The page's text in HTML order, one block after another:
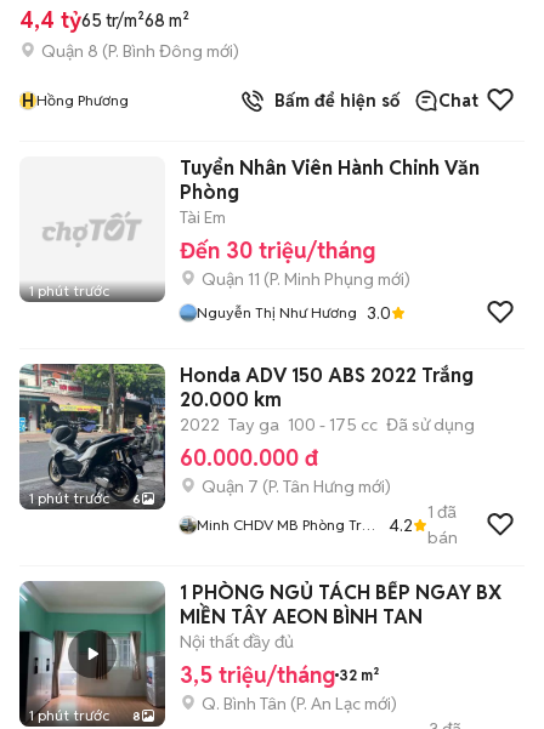
4,4 tỷ65 tr/m²68 m²
Quận 8 (P. Bình Đông mới)
HHồng Phương Bấm để hiện số Chat
1 phút trước
Tuyển Nhân Viên Hành Chinh Văn
Phòng
Tài Em
Đến 30 triệu/tháng
Quận 11 (P. Minh Phụng mới)
Nguyễn Thị Như Hương 3.0
1 phút trước 6
Honda ADV 150 ABS 2022 Trắng
20.000 km
2022 Tay ga 100 - 175 cc Đã sử dụng
60.000.000 đ
Quận 7 (P. Tân Hưng mới)
Minh CHDV MB Phòng Trọ
4.2
1 đã
bán
1 phút trước 8
1 PHÒNG NGỦ TÁCH BẾP NGAY BX
MIỀN TÂY AEON BÌNH TAN
Nội thất đầy đủ
3,5 triệu/tháng 32 m²
Q. Bình Tân (P. An Lạc mới)